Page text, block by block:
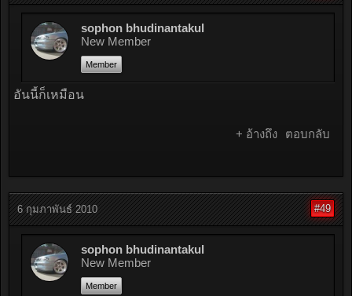
sophon bhudinantakul
New Member
Member
อันนี้ก็เหมือน
+ อ้างถึง ตอบกลับ
6 กุมภาพันธ์ 2010 #49
sophon bhudinantakul
New Member
Member